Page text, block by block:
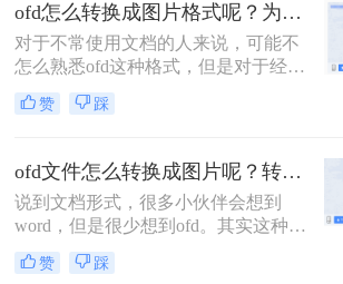
ofd怎么转换成图片格式呢？为什么要转换呢？
对于不常使用文档的人来说，可能不
怎么熟悉ofd这种格式，但是对于经常
使用文档的小伙伴来说，这种格式总
是让我们很头疼。有很多小伙伴问
以，小编在这向大家先解释转换的原
因，再向大家解决怎么转换的问题
吧。
赞 踩
ofd文件怎么转换成图片呢？转转大师帮你完成
说到文档形式，很多小伙伴会想到
word，但是很少想到ofd。其实这种形
式的文档和pdf一样，有格式固定，稳
定性好的特点。众所周知，文档之间
赞 踩